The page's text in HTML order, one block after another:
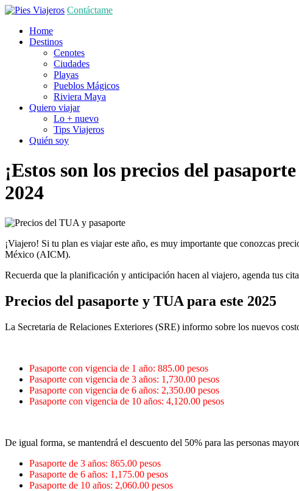
Contáctame
Home
Destinos
Cenotes
Ciudades
Playas
Pueblos Mágicos
Riviera Maya
Quiero viajar
Lo + nuevo
Tips Viajeros
Quién soy
¡Estos son los precios del
2024
¡Viajero! Si tu plan es viajar este año, es muy importante que conozcas
México (AICM).
Recuerda que la planificación y anticipación hacen al viajero, agenda tus
Precios del pasaporte y TUA para este 2025
La Secretaria de Relaciones Exteriores (SRE) informo sobre los nuevos
Pasaporte con vigencia de 1 año: 885.00 pesos
Pasaporte con vigencia de 3 años: 1,730.00 pesos
Pasaporte con vigencia de 6 años: 2,350.00 pesos
Pasaporte con vigencia de 10 años: 4,120.00 pesos
De igual forma, se mantendrá el descuento del 50% para las personas
Pasaporte de 3 años: 865.00 pesos
Pasaporte de 6 años: 1,175.00 pesos
Pasaporte de 10 años: 2,060.00 pesos